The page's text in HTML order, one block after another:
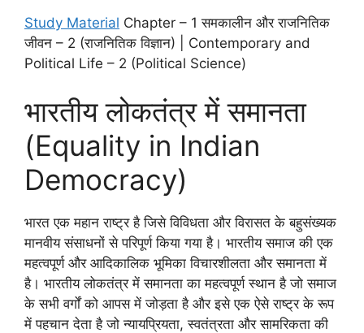
Study Material Chapter – 1 समकालीन और राजनितिक
जीवन – 2 (राजनितिक विज्ञान) | Contemporary and
Political Life – 2 (Political Science)
भारतीय लोकतंत्र में समानता
(Equality in Indian
Democracy)
भारत एक महान राष्ट्र है जिसे विविधता और विरासत के बहुसंख्यक
मानवीय संसाधनों से परिपूर्ण किया गया है। भारतीय समाज की एक
महत्वपूर्ण और आदिकालिक भूमिका विचारशीलता और समानता में
है। भारतीय लोकतंत्र में समानता का महत्वपूर्ण स्थान है जो समाज
के सभी वर्गों को आपस में जोड़ता है और इसे एक ऐसे राष्ट्र के रूप
में पहचान देता है जो न्यायप्रियता, स्वतंत्रता और सामरिकता की